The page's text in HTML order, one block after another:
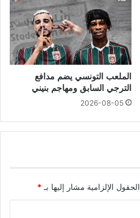
الملعب التونسي يضم مدافع
الترجي السابق ومهاجم بنيني
2026-08-05
الحقول الإلزامية مشار إليها بـ*